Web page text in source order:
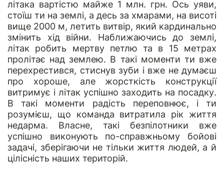
літака вартістю майже 1 млн. грн. Ось уяви,
стоїш ти на землі, а десь за хмарами, на висоті
вище 2000 м, летить витвір, який кардинально
змінить хід війни. Наближаючись до землі,
літак робить мертву петлю та в 15 метрах
пролітає над землею. В такі моменти ти вже
перехрестився, стиснув зуби і вже не думаєш
про хороше, але жорсткість конструкції
витримує і літак успішно заходить на посадку.
В такі моменти радість переповнює, і ти
розумієш, що команда витратила рік життя
недарма. Власне, такі безпілотники вже
успішно виконують по-справжньому бойові
задачі, зберігаючи не тільки життя людей, а й
цілісність наших територій.